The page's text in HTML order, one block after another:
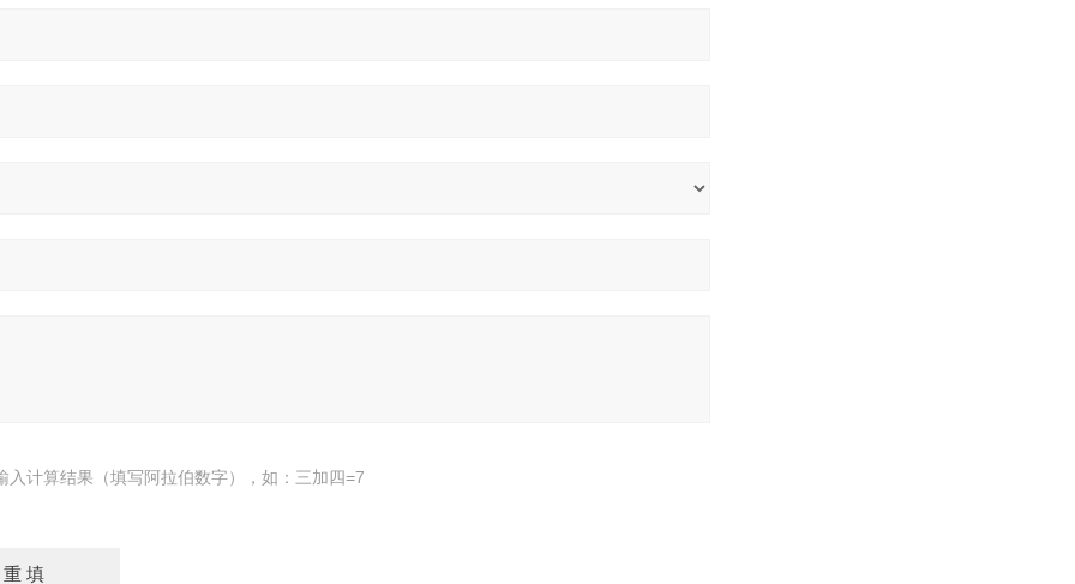
入计算结果（填写阿拉伯数字），如：三加四=7